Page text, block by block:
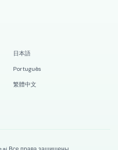
日本語
Português
繁體中文